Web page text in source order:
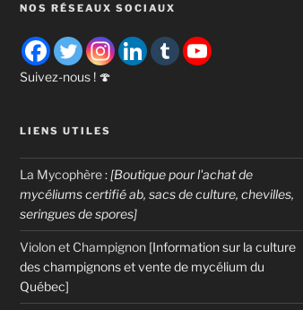
NOS RÉSEAUX SOCIAUX
Suivez-nous ! 🍄
LIENS UTILES
La Mycophère : [Boutique pour l'achat de
mycéliums certifié ab, sacs de culture, chevilles,
seringues de spores]
Violon et Champignon [Information sur la culture
des champignons et vente de mycélium du
Québec]